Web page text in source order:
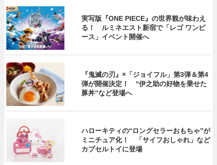
実写版『ONE PIECE』の世界観が味わえ
る！ ルミネエスト新宿で「レゴ ワンピ
ース」イベント開催へ
『鬼滅の刃』×「ジョイフル」第3弾＆第4
弾が開催決定！ “伊之助の好物を乗せた
豚丼”など登場へ
ハローキティの“ロングセラーおもちゃ”が
ミニチュア化！ 「サイフおしゃれ」など
カプセルトイに登場